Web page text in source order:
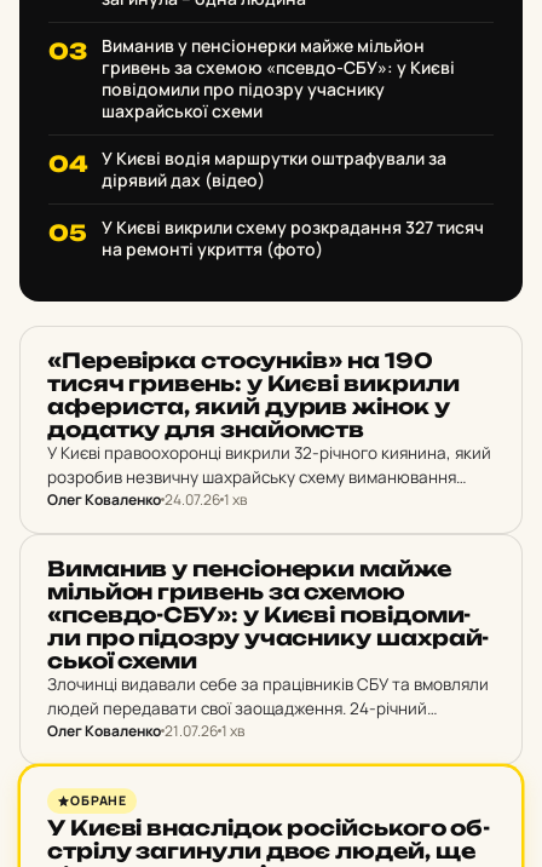
Виманив у пенсіонерки майже мільйон
гривень за схемою «псевдо-СБУ»: у Києві
повідомили про підозру учаснику
шахрайської схеми
У Києві водія маршрутки оштрафували за
дірявий дах (відео)
У Києві викрили схему розкрадання 327 тисяч
на ремонті укриття (фото)
НОВИНИ
«Пе­ре­вір­ка сто­сун­ків» на 190
тисяч гри­вень: у Києві вик­ри­ли
афе­рис­та, який дурив жінок у
до­дат­ку для зна­йомств
У Києві правоохоронці викрили 32-річного киянина, який
розробив незвичну шахрайську схему виманювання
ювелірних прикрас.
Олег Коваленко24.07.261 хв
НОВИНИ
Ви­ма­нив у пен­сі­о­нер­ки майже
міль­йон гри­вень за схемою
«псевдо-СБУ»: у Києві по­ві­до­ми­
ли про пі­д­оз­ру учас­ни­ку шах­рай­
ської схеми
Злочинці видавали себе за працівників СБУ та вмовляли
людей передавати свої заощадження. 24-річний
мешканець Києва отримав підозру в пособництві
Олег Коваленко21.07.261 хв
НОВИНИ
ОБРАНЕ
У Києві внас­лі­док ро­сій­сько­го об­
стрі­лу за­ги­ну­ли двоє людей, ще